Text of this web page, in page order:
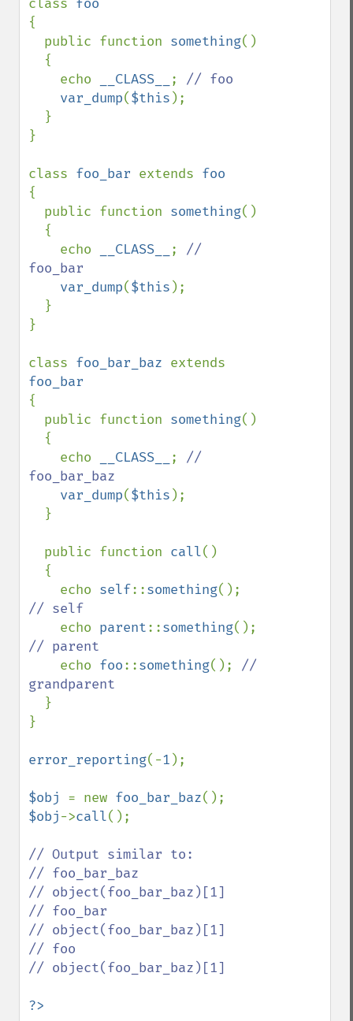
class
{
  public function
something()
    echo
__CLASS__ ; // foo
var_dump($this );
}
class foo_bar extends
{
  public function
something()
    echo
__CLASS__ ; //
foo_bar
var_dump($this );
}
class foo_bar_baz
{
  public function
something()
    echo
__CLASS__ ; //
foo_bar_baz
var_dump($this );
  public function
call()
    echo
self::something
// self
echo parent::something
// parent
echo foo::something(); //
grandparent
}
}
error_reporting(-1 );
$obj = new foo_bar_baz
$obj->call();
// Output similar to:
// foo_bar_baz
// object(foo_bar_baz)[1]
// foo_bar
// object(foo_bar_baz)[1]
// foo
// object(foo_bar_baz)[1]
?>